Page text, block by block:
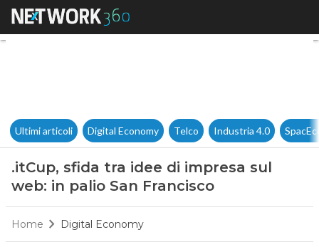
.itCup, sfida tra idee di
Ultimi articoli Digital Economy Telco Industria 4.0
.itCup, sfida tra idee di impresa sul
web: in palio San Francisco
Home Digital Economy